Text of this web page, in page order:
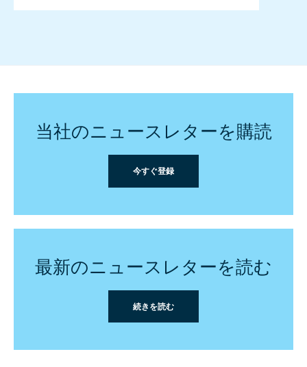
当社のニュースレターを購読
今すぐ登録
最新のニュースレターを読む
続きを読む